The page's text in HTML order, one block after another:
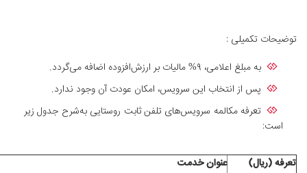
توضیحات تکمیلی :
به مبلغ اعلامی، ۹% مالیات بر ارزش‌افزوده اضافه می‌گردد.
پس از انتخاب این سرویس، امکان عودت آن وجود ندارد.
تعرفه مکالمه سرویس‌های تلفن ثابت روستایی به‌شرح جدول زیر
است:
تعرفه (ریال)
عنوان خدمت